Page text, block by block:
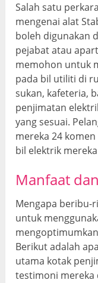
Salah satu
mengenai alat
boleh digunakan
pejabat atau
memohon untuk
pada bil utiliti di
sukan, kafeteria,
penjimatan
yang sesuai.
mereka 24
bil elektrik
Manfaat dan
Mengapa beribu-
untuk
Berikut adalah
utama kotak
testimoni mereka